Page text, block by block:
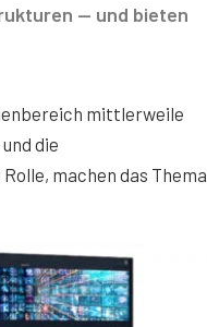
— und bieten
mittlerweile
die
machen das Thema